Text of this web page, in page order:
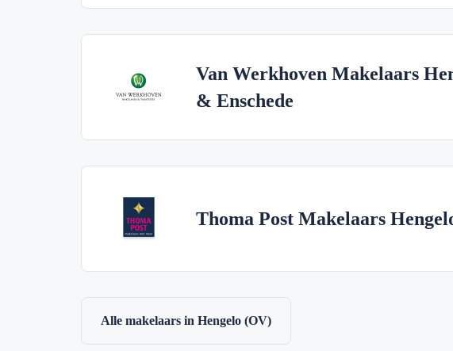
Van Werkhoven Makelaars
& Enschede
Thoma Post Makelaars
Alle makelaars in Hengelo (OV)